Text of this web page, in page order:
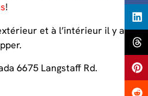
!
et à l’intérieur il y a
6675 Langstaff Rd.